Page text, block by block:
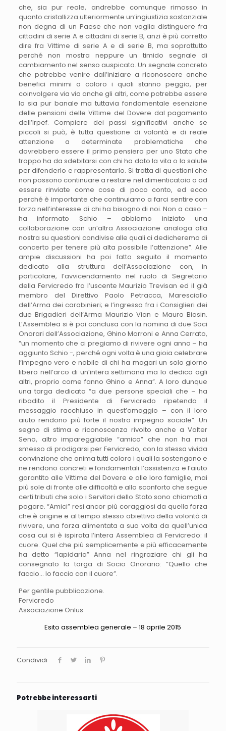
che, sia pur reale, andrebbe comunque rimosso in
quanto cristallizza ulteriormente un’ingiustizia sostanziale
non degna di un Paese che non voglia distinguere fra
cittadini di serie A e cittadini di serie B, anzi è più corretto
dire fra Vittime di serie A e di serie B, ma soprattutto
perché non mostra neppure un timido segnale di
cambiamento nel senso auspicato. Un segnale concreto
che potrebbe venire dall’iniziare a riconoscere anche
benefici minimi a coloro i quali stanno peggio, per
coinvolgere via via anche gli altri, come potrebbe essere
la sia pur banale ma tuttavia fondamentale esenzione
delle pensioni delle Vittime del Dovere dal pagamento
dell’Irpef. Compiere dei passi significativi anche se
piccoli si può, è tutta questione di volontà e di reale
attenzione a determinate problematiche che
dovrebbero essere il primo pensiero per uno Stato che
troppo ha da sdebitarsi con chi ha dato la vita o la salute
per difenderlo e rappresentarlo. Si tratta di questioni che
non possono continuare a restare nel dimenticatoio o ad
essere rinviate come cose di poco conto, ed ecco
perché è importante che continuiamo a farci sentire con
forza nell’interesse di chi ha bisogno di noi. Non a caso –
ha informato Schio – abbiamo iniziato una
collaborazione con un’altra Associazione analoga alla
nostra su questioni condivise alle quali ci dedicheremo di
concerto per tenere più alta possibile l’attenzione”. Alle
ampie discussioni ha poi fatto seguito il momento
dedicato alla struttura dell’Associazione con, in
particolare, l’avvicendamento nel ruolo di Segretario
della Fervicredo fra l’uscente Maurizio Trevisan ed il già
membro del Direttivo Paolo Petracca, Maresciallo
dell’Arma dei carabinieri; e l’ingresso fra i Consiglieri dei
due Brigadieri dell’Arma Maurizio Vian e Mauro Biasin.
L’Assemblea si è poi conclusa con la nomina di due Soci
Onorari dell’Associazione, Ghino Morroni e Anna Cerrato,
“un momento che ci pregiamo di rivivere ogni anno – ha
aggiunto Schio -, perché ogni volta è una gioia celebrare
l’impegno vero e nobile di chi ha magari un solo giorno
libero nell’arco di un’intera settimana ma lo dedica agli
altri, proprio come fanno Ghino e Anna”. A loro dunque
una targa dedicata “a due persone speciali che – ha
ribadito il Presidente di Fervicredo ripetendo il
messaggio racchiuso in quest’omaggio – con il loro
aiuto rendono più forte il nostro impegno sociale”. Un
segno di stima e riconoscenza rivolto anche a Valter
Seno, altro impareggiabile “amico” che non ha mai
smesso di prodigarsi per Fervicredo, con la stessa vivida
convinzione che anima tutti coloro i quali la sostengono e
ne rendono concreti e fondamentali l’assistenza e l’aiuto
garantito alle Vittime del Dovere e alle loro famiglie, mai
più sole di fronte alle difficoltà e allo sconforto che segue
certi tributi che solo i Servitori dello Stato sono chiamati a
pagare. “Amici” resi ancor più coraggiosi da quella forza
che è origine e al tempo stesso obiettivo della volontà di
rivivere, una forza alimentata a sua volta da quell’unica
cosa cui si è ispirata l’intera Assemblea di Fervicredo: il
cuore. Quel che più semplicemente e più efficacemente
ha detto “lapidaria” Anna nel ringraziare chi gli ha
consegnato la targa di Socio Onorario: “Quello che
faccio… lo faccio con il cuore”.
Per gentile pubblicazione.
Fervicredo
Associazione Onlus
Esito assemblea generale – 18 aprile 2015
Condividi
Potrebbe interessarti